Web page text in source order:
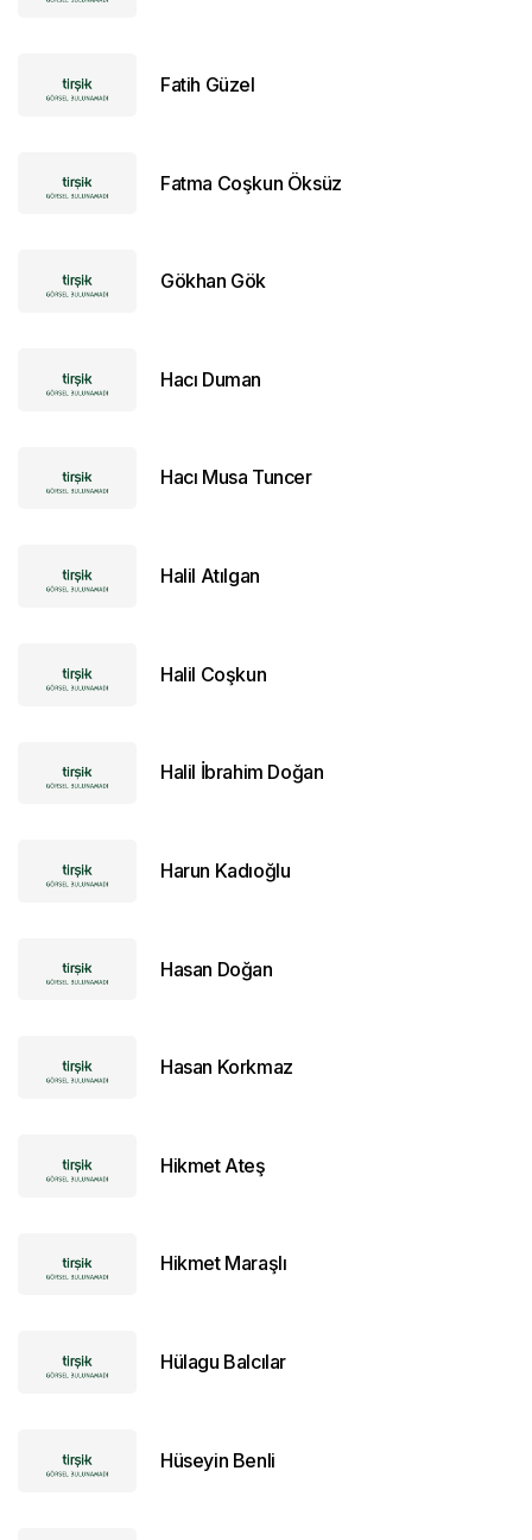
Fatih Güzel
Fatma Coşkun Öksüz
Gökhan Gök
Hacı Duman
Hacı Musa Tuncer
Halil Atılgan
Halil Coşkun
Halil İbrahim Doğan
Harun Kadıoğlu
Hasan Doğan
Hasan Korkmaz
Hikmet Ateş
Hikmet Maraşlı
Hülagu Balcılar
Hüseyin Benli